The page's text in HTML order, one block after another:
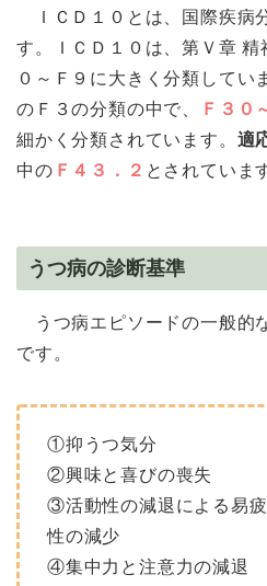
ＩＣＤ１０とは、国際疾病
す。ＩＣＤ１０は、第Ｖ章 精
０～Ｆ９に大きく分類してい
のＦ３の分類の中で、
Ｆ３０
細かく分類されています。 適
中の Ｆ４３．２ とされていま
うつ病の診断基準
うつ病エピソードの一般的
です。
①抑うつ気分
②興味と喜びの喪失
③活動性の減退による易
性の減少
④集中力と注意力の減退